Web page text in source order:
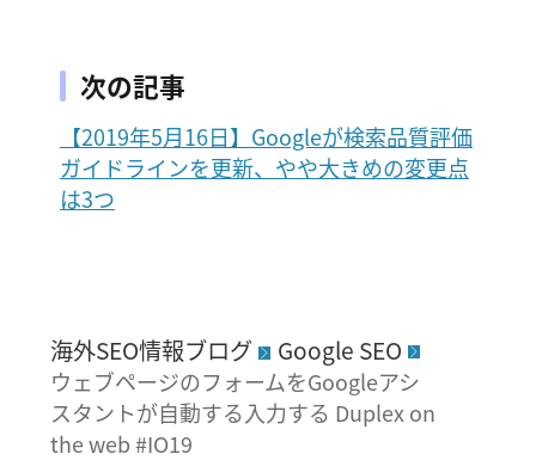
次の記事
【2019年5月16日】Googleが検索品質評価
ガイドラインを更新、やや大きめの変更点
は3つ
海外SEO情報ブログ Google SEO
ウェブページのフォームをGoogleアシ
スタントが自動する入力する Duplex on
the web #IO19